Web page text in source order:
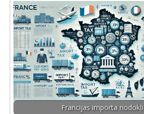
Francijas importa nodokļi